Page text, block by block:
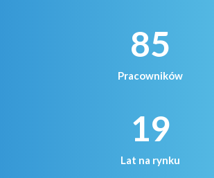
85
Pracowników
19
Lat na rynku